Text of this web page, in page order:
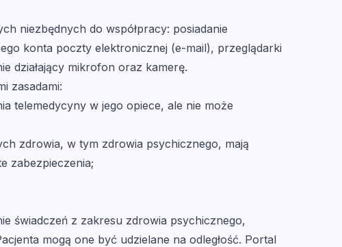
niezbędnych do współpracy: posiadanie
konta poczty elektronicznej (e-mail), przeglądarki
działający mikrofon oraz kamerę.
zasadami:
telemedycyny w jego opiece, ale nie może
zdrowia, w tym zdrowia psychicznego, mają
zabezpieczenia;
świadczeń z zakresu zdrowia psychicznego,
mogą one być udzielane na odległość. Portal